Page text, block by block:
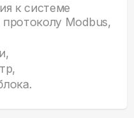
к системе
Modbus,